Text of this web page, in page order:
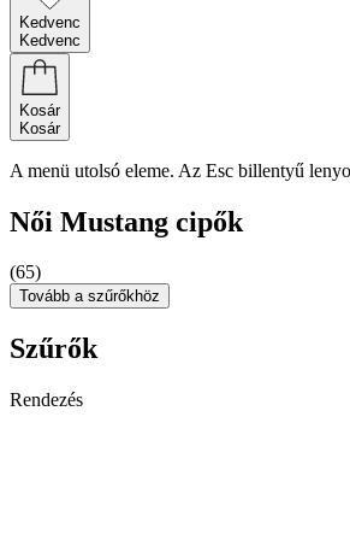
Kedvenc
Kedvenc
Kosár
Kosár
A menü utolsó eleme. Az Esc billentyű
Női Mustang cipők
(65)
Tovább a szűrőkhöz
Szűrők
Rendezés